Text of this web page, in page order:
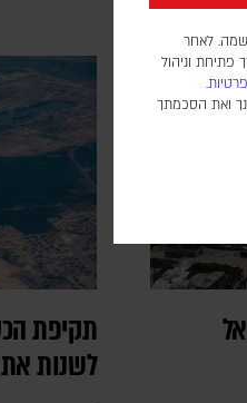
לאחר
וניהול
ואת הסכמתך
תקיפת
לשנות